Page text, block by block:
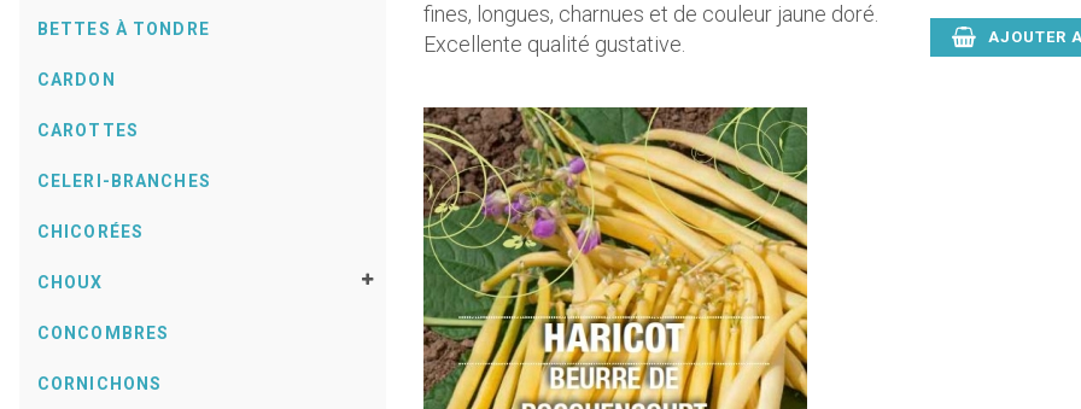
BETTES À TONDRE
CARDON
CAROTTES
CELERI-BRANCHES
CHICORÉES
CHOUX
CONCOMBRES
CORNICHONS
fines, longues, charnues et de couleur jaune doré.
Excellente qualité gustative.
AJOUTER